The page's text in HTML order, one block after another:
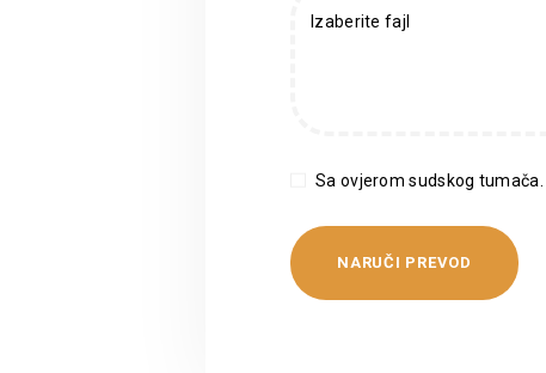
Izaberite fajl
Sa ovjerom sudskog tumača.